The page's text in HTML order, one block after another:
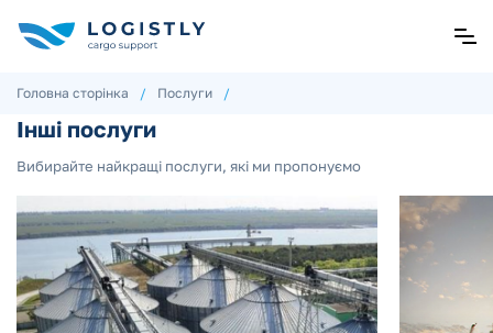
Головна сторінка / Послуги /
Інші послуги
Вибирайте найкращі послуги, які ми пропонуємо